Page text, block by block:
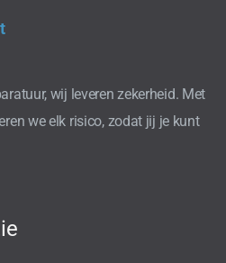
wij leveren zekerheid. Met
we elk risico, zodat jij je kunt